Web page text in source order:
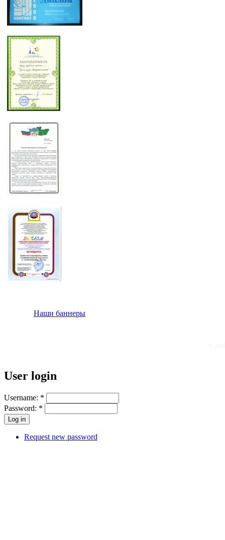
Наши баннеры
User login
Username: *
Password: *
Request new password